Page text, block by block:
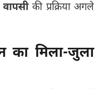
की प्रक्रिया अगले
मिला-जुला